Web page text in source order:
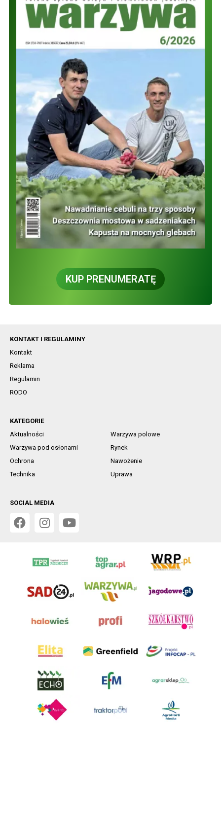
KUP PRENUMERATĘ
KONTAKT I REGULAMINY
Kontakt
Reklama
Regulamin
RODO
KATEGORIE
Aktualności
Warzywa polowe
Warzywa pod osłonami
Rynek
Ochrona
Nawożenie
Technika
Uprawa
SOCIAL MEDIA